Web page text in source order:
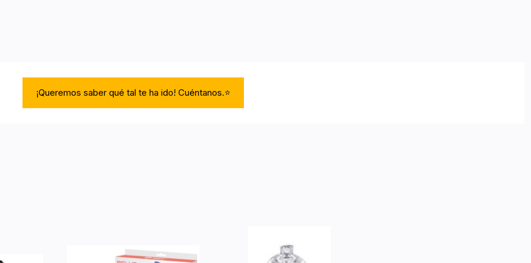
¡Queremos saber qué tal te ha ido! Cuéntanos.⭐